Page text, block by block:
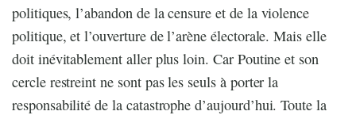
politiques, l’abandon de la censure et de la violence
politique, et l’ouverture de l’arène électorale. Mais elle
doit inévitablement aller plus loin. Car Poutine et son
cercle restreint ne sont pas les seuls à porter la
responsabilité de la catastrophe d’aujourd’hui. Toute la